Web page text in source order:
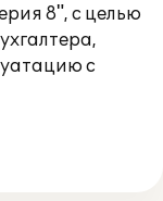
8", с целью
с